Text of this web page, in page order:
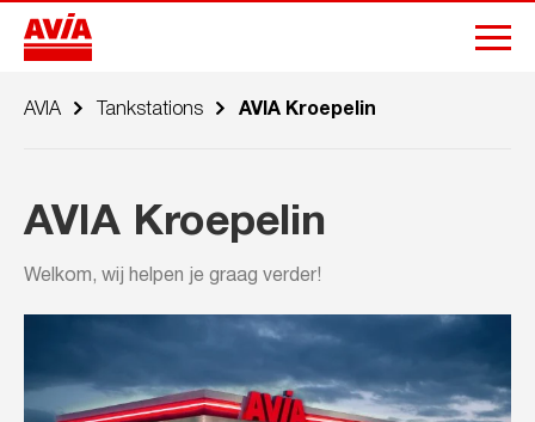
AVIA Tankstations AVIA Kroepelin
AVIA Kroepelin
Welkom, wij helpen je graag verder!